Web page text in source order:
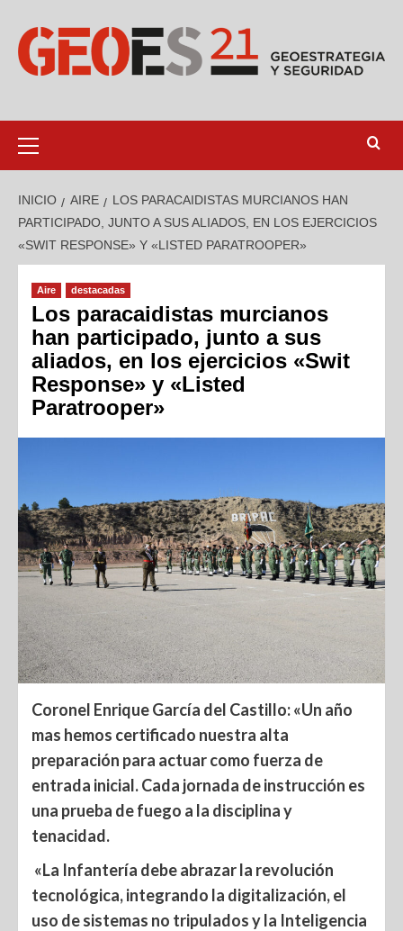
INICIO AIRE
LOS PARACAIDISTAS MURCIANOS HAN
PARTICIPADO, JUNTO A SUS ALIADOS, EN LOS EJERCICIOS
«SWIT RESPONSE» Y «LISTED PARATROOPER»
Aire destacadas
Los paracaidistas murcianos
han participado, junto a sus
aliados, en los ejercicios «Swit
Response» y «Listed
Paratrooper»
Coronel Enrique García del Castillo: «Un año
mas hemos certificado nuestra alta
preparación para actuar como fuerza de
entrada inicial. Cada jornada de instrucción es
una prueba de fuego a la disciplina y
tenacidad.
«La Infantería debe abrazar la revolución
tecnológica, integrando la digitalización, el
uso de sistemas no tripulados y la Inteligencia